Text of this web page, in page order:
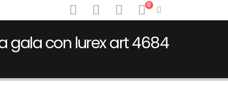
0
gala con lurex art 4684